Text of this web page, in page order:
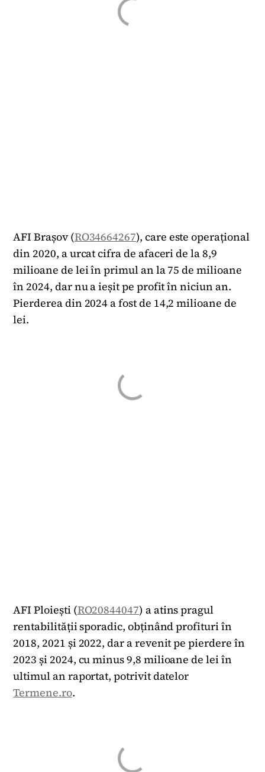
AFI Brașov (RO34664267), care este operațional
din 2020, a urcat cifra de afaceri de la 8,9
milioane de lei în primul an la 75 de milioane
în 2024, dar nu a ieșit pe profit în niciun an.
Pierderea din 2024 a fost de 14,2 milioane de
lei.
AFI Ploiești (RO20844047) a atins pragul
rentabilității sporadic, obținând profituri în
2018, 2021 și 2022, dar a revenit pe pierdere în
2023 și 2024, cu minus 9,8 milioane de lei în
ultimul an raportat, potrivit datelor
Termene.ro.